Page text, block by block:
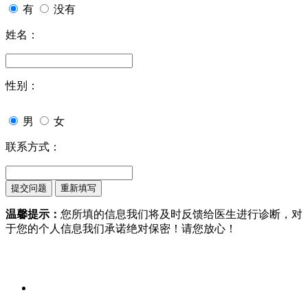
有 没有
姓名：
性别：
男 女
联系方式：
温馨提示： 您所填的信息我们将及时反馈给医生进行诊断，对
于您的个人信息我们承诺绝对保密！请您放心！